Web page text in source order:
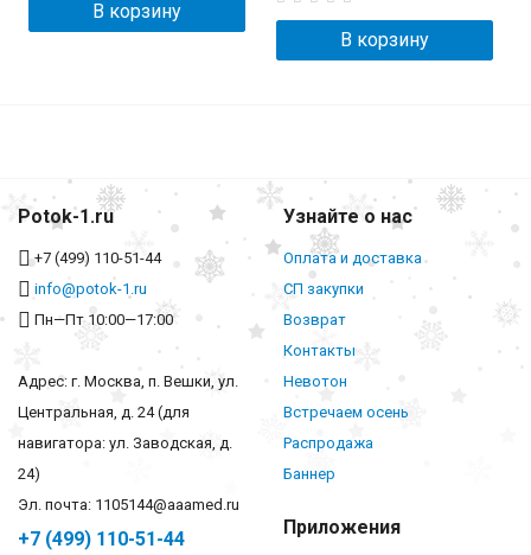
В корзину
В корзину
Potok-1.ru
+7 (499) 110-51-44
info@potok-1.ru
Пн—Пт 10:00—17:00
Адрес: г. Москва, п. Вешки, ул.
Центральная, д. 24 (для
навигатора: ул. Заводская, д.
24)
Эл. почта: 1105144@aaamed.ru
+7 (499) 110-51-44
Узнайте о нас
Оплата и доставка
СП закупки
Возврат
Контакты
Невотон
Встречаем осень
Распродажа
Баннер
Приложения